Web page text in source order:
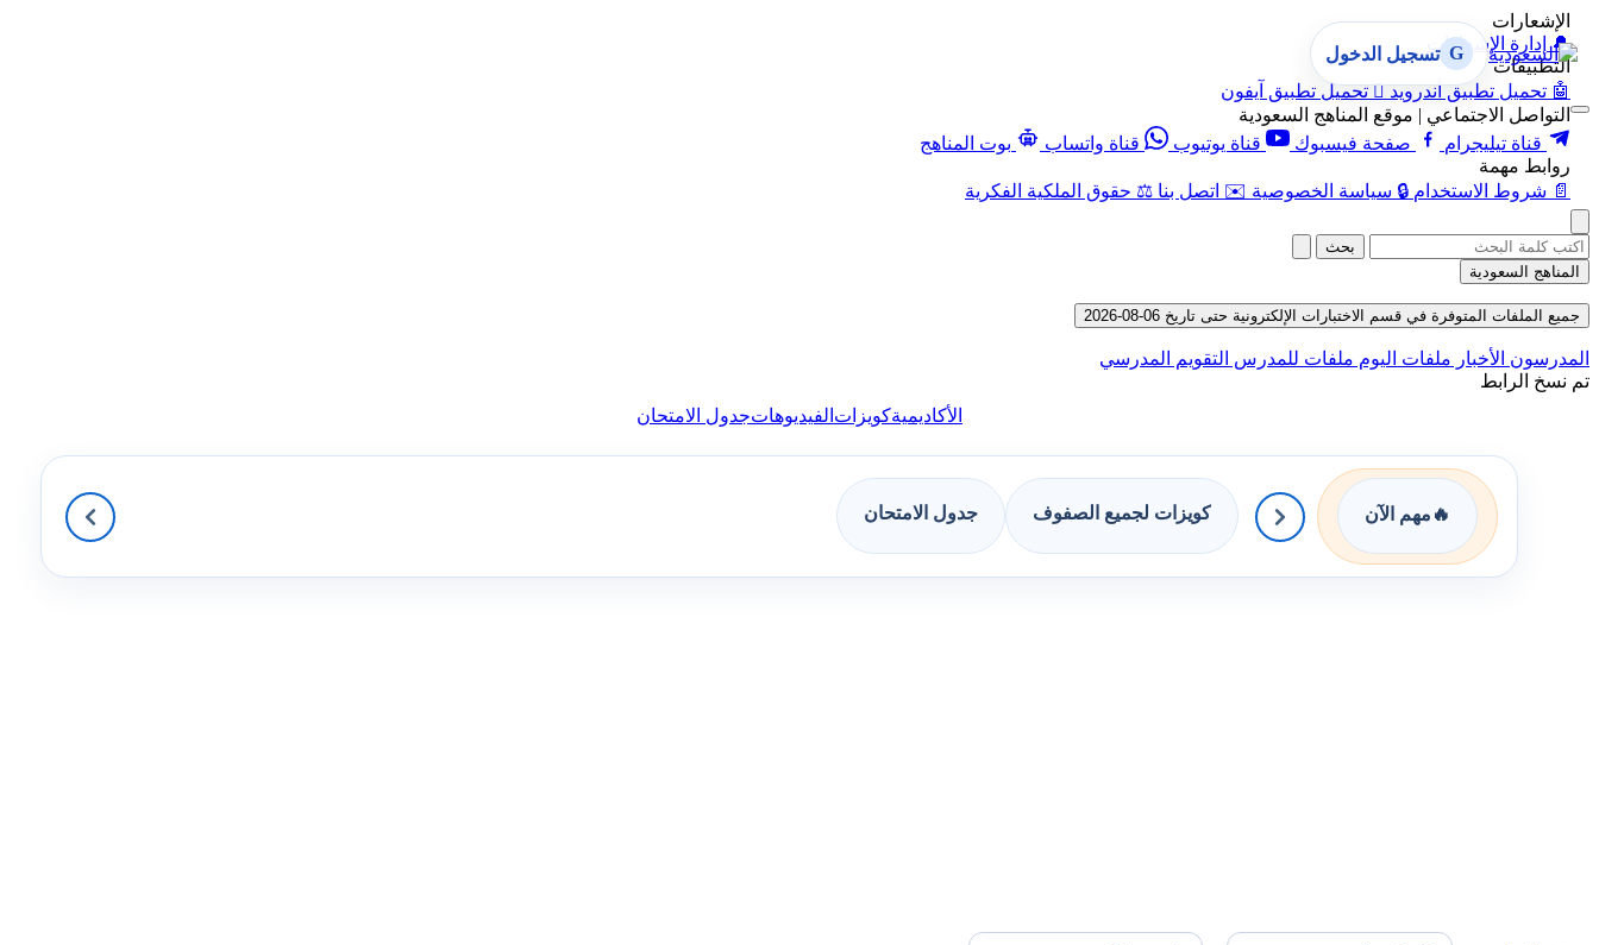
الإشعارات
🔔 إدارة الإشعارات
التطبيقات
🤖 تحميل تطبيق أندرويد  تحميل تطبيق آيفون
التواصل الاجتماعي | موقع المناهج السعودية
قناة تيليجرام
صفحة فيسبوك قناة يوتيوب قناة واتساب
بوت المناهج
روابط مهمة
📄 شروط الاستخدام 🔒 سياسة الخصوصية ✉️ اتصل بنا ⚖️ حقوق الملكية الفكرية
G تسجيل الدخول
بحث
المناهج السعودية
جميع الملفات المتوفرة في قسم الاختبارات الإلكترونية حتى تاريخ 06-08-2026
المدرسون الأخبار ملفات اليوم ملفات للمدرس التقويم المدرسي
تم نسخ الرابط
الأكاديميةكويزات الفيديوهاتجدول الامتحان
🔥 مهم الآن كويزات لجميع الصفوف جدول الامتحان